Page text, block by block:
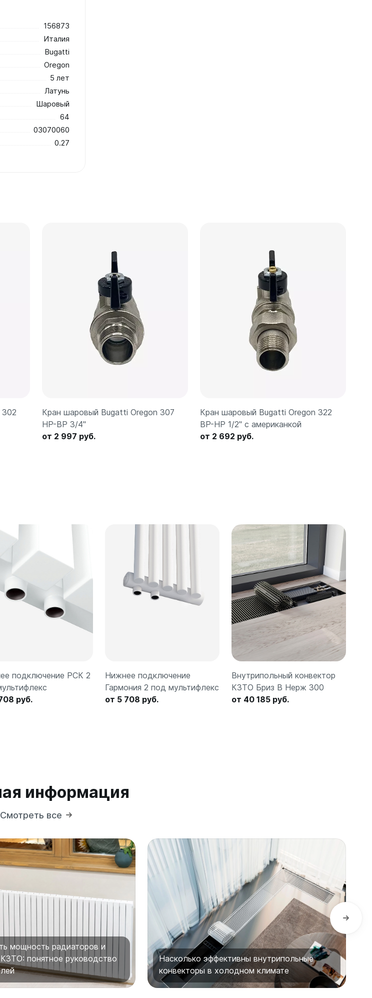
156873
Италия
Bugatti
Oregon
5 лет
Латунь
Шаровый
64
03070060
0.27
Кран шаровый Bugatti Oregon 307
НР-ВР 3/4"
от 2 997 руб.
Кран шаровый Bugatti Oregon 322
ВР-НР 1/2" с американкой
от 2 692 руб.
подключение РСК 2
руб.
Нижнее подключение
Гармония 2 под мультифлекс
от 5 708 руб.
Внутрипольный конвектор
КЗТО Бриз В Нерж 300
от 40 185 руб.
информация
Смотреть все
мощность радиаторов и
понятное руководство
Насколько эффективны внутрипольные
конвекторы в холодном климате